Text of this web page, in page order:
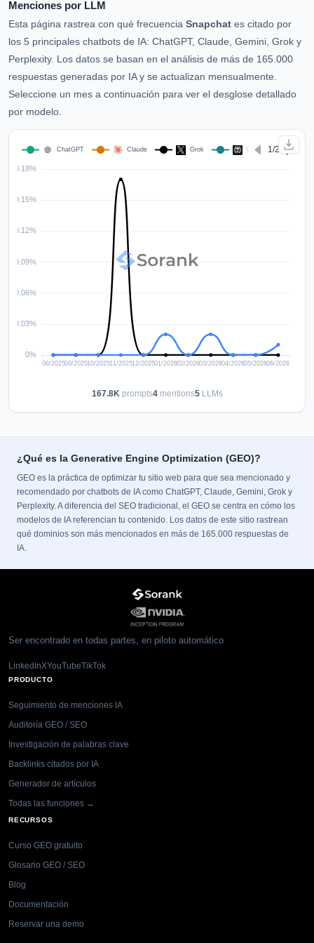
Menciones por LLM
Esta página rastrea con qué frecuencia Snapchat es citado por
los 5 principales chatbots de IA: ChatGPT, Claude, Gemini, Grok y
Perplexity. Los datos se basan en el análisis de más de 165.000
respuestas generadas por IA y se actualizan mensualmente.
Seleccione un mes a continuación para ver el desglose detallado
por modelo.
167.8Kprompts4mentions5LLMs
¿Qué es la Generative Engine Optimization (GEO)?
GEO es la práctica de optimizar tu sitio web para que sea mencionado y
recomendado por chatbots de IA como ChatGPT, Claude, Gemini, Grok y
Perplexity. A diferencia del SEO tradicional, el GEO se centra en cómo los
modelos de IA referencian tu contenido. Los datos de este sitio rastrean
qué dominios son más mencionados en más de 165.000 respuestas de
IA.
Ser encontrado en todas partes, en piloto automático
LinkedInXYouTubeTikTok
PRODUCTO
Seguimiento de menciones IA
Auditoría GEO / SEO
Investigación de palabras clave
Backlinks citados por IA
Generador de artículos
Todas las funciones →
RECURSOS
Curso GEO gratuito
Glosario GEO / SEO
Blog
Documentación
Reservar una demo